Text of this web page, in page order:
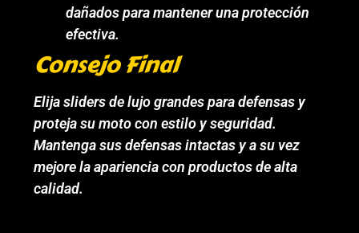
dañados para mantener una protección
efectiva.
Consejo Final
Elija sliders de lujo grandes para defensas y
proteja su moto con estilo y seguridad.
Mantenga sus defensas intactas y a su vez
mejore la apariencia con productos de alta
calidad.